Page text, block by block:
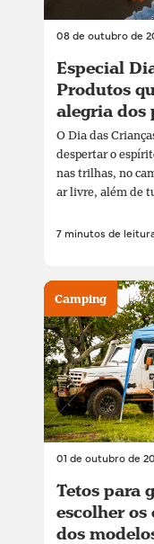
08 de outubro de
Especial
Produtos
alegria dos
O Dia das
despertar o
nas trilhas, no
ar livre, além de
7 minutos de
01 de outubro de
Tetos para
escolher
dos
Camping